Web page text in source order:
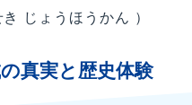
じょうほうかん ）
真実と歴史体験